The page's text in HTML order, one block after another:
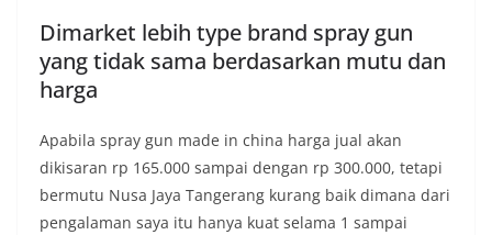
Dimarket lebih type brand spray gun
yang tidak sama berdasarkan mutu dan
harga
Apabila spray gun made in china harga jual akan
dikisaran rp 165.000 sampai dengan rp 300.000, tetapi
bermutu Nusa Jaya Tangerang kurang baik dimana dari
pengalaman saya itu hanya kuat selama 1 sampai